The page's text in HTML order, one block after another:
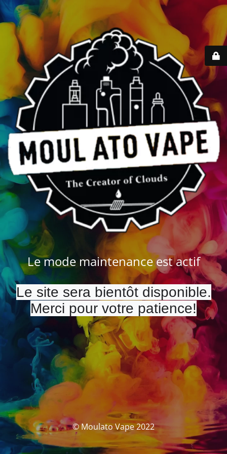
Le mode maintenance est actif
Le site sera bientôt disponible.
Merci pour votre patience!
© Moulato Vape 2022